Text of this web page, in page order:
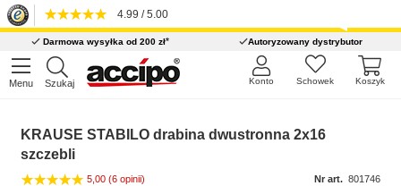
4.99 / 5.00
Darmowa wysyłka od 200 zł* Autoryzowany dystrybutor
Menu Szukaj Koszyk
Schowek
Konto
KRAUSE STABILO drabina dwustronna 2x16
szczebli
5,00 (6 opinii) Nr art. 801746